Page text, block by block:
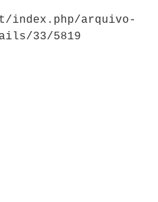
index.php/arquivo-
33/5819